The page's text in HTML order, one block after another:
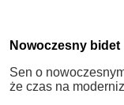
Nowoczesny bidet
Sen o
że czas na